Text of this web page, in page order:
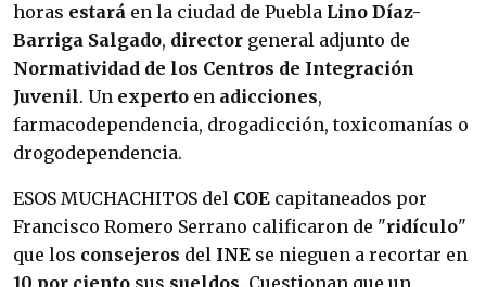
horas estará en la ciudad de Puebla Lino Díaz-
Barriga Salgado, director general adjunto de
Normatividad de los Centros de Integración
Juvenil. Un experto en adicciones,
farmacodependencia, drogadicción, toxicomanías o
drogodependencia.
ESOS MUCHACHITOS del COE capitaneados por
Francisco Romero Serrano calificaron de "ridículo"
que los consejeros del INE se nieguen a recortar en
10 por ciento sus sueldos . Cuestionan que un